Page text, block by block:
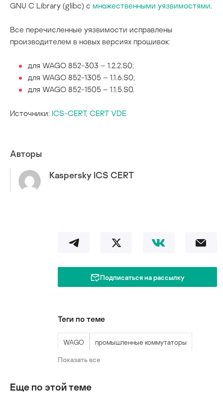
GNU C Library (glibc) с множественными уязвимостями.
Все перечисленные уязвимости исправлены
производителем в новых версиях прошивок:
для WAGO 852-303 – 1.2.2.S0;
для WAGO 852-1305 – 1.1.6.S0;
для WAGO 852-1505 – 1.1.5.S0.
Источники: ICS-CERT, CERT VDE
Авторы
Kaspersky ICS CERT
Подписаться на рассылку
Теги по теме
WAGO промышленные коммутаторы
уязвимости
Показать все
Еще по этой теме